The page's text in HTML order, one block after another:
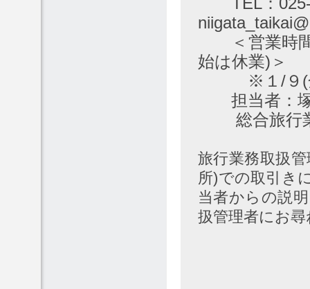
＜営業時間
始は休業)＞
※１/９(金
担当者：塚
総合旅行業
旅行業務取扱
所)での取引き
当者からの説
扱管理者にお